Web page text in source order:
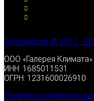
Таткомфорт © 2017 -
ООО «Галерея Климата»
ИНН: 1685011531
ОГРН: 1231600026910
Политика